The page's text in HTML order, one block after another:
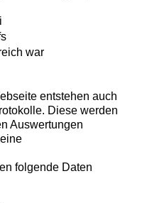
war
entstehen auch
Diese werden
Auswertungen
folgende Daten